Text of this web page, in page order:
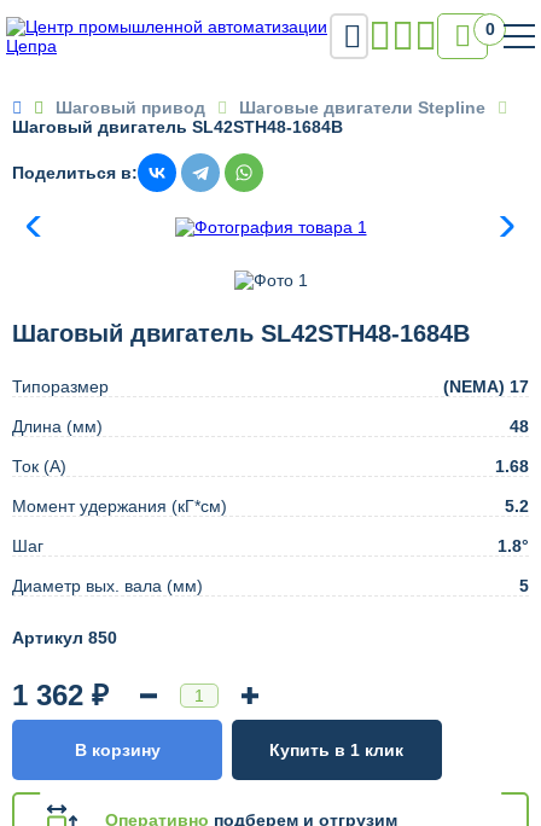
 0
 Шаговый привод
Шаговые двигатели Stepline
Шаговый двигатель SL42STH48-1684B
Поделиться в:
Шаговый двигатель SL42STH48-1684B
Типоразмер (NEMA) 17
Длина (мм) 48
Ток (А) 1.68
Момент удержания (кГ*см) 5.2
Шаг 1.8°
Диаметр вых. вала (мм) 5
Артикул 850
Оперативно подберем и отгрузим
1 362 ₽
В корзину Купить в 1 клик